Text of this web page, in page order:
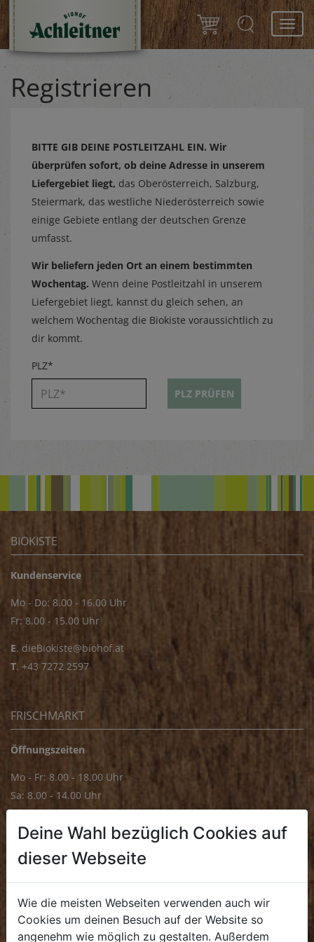
Registrieren
BITTE GIB DEINE POSTLEITZAHL EIN. Wir
überprüfen sofort, ob deine Adresse in unserem
Liefergebiet liegt, das Oberösterreich, Salzburg,
Steiermark, das westliche Niederösterreich sowie
einige Gebiete entlang der deutschen Grenze
umfasst.
Wir beliefern jeden Ort an einem bestimmten
Wochentag. Wenn deine Postleitzahl in unserem
Liefergebiet liegt, kannst du gleich sehen, an
welchem Wochentag die Biokiste voraussichtlich zu
dir kommt.
PLZ*
PLZ PRÜFEN
BIOKISTE
Kundenservice
Mo - Do: 8.00 - 16.00 Uhr
Fr: 8.00 - 15.00 Uhr
E. dieBiokiste@biohof.at
T. +43 7272 2597
FRISCHMARKT
Öffnungszeiten
Mo - Fr: 8.00 - 18.00 Uhr
Sa: 8.00 - 14.00 Uhr
Mo - Fr: 8.00 - 16.00 Uhr
. +43 7272 4859 70
Deine Wahl bezüglich Cookies auf
dieser Webseite
Wie die meisten Webseiten verwenden auch wir
Cookies um deinen Besuch auf der Website so
angenehm wie möglich zu gestalten. Außerdem